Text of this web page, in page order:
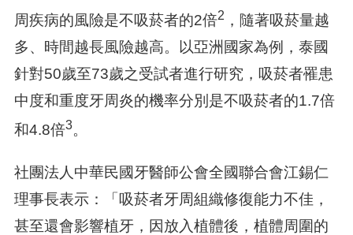
周疾病的風險是不吸菸者的2倍2 ，隨著吸菸量越
多、時間越長風險越高。以亞洲國家為例，泰國
針對50歲至73歲之受試者進行研究，吸菸者罹患
中度和重度牙周炎的機率分別是不吸菸者的1.7倍
和4.8倍3。
社團法人中華民國牙醫師公會全國聯合會江錫仁
理事長表示：「吸菸者牙周組織修復能力不佳，
甚至還會影響植牙，因放入植體後，植體周圍的